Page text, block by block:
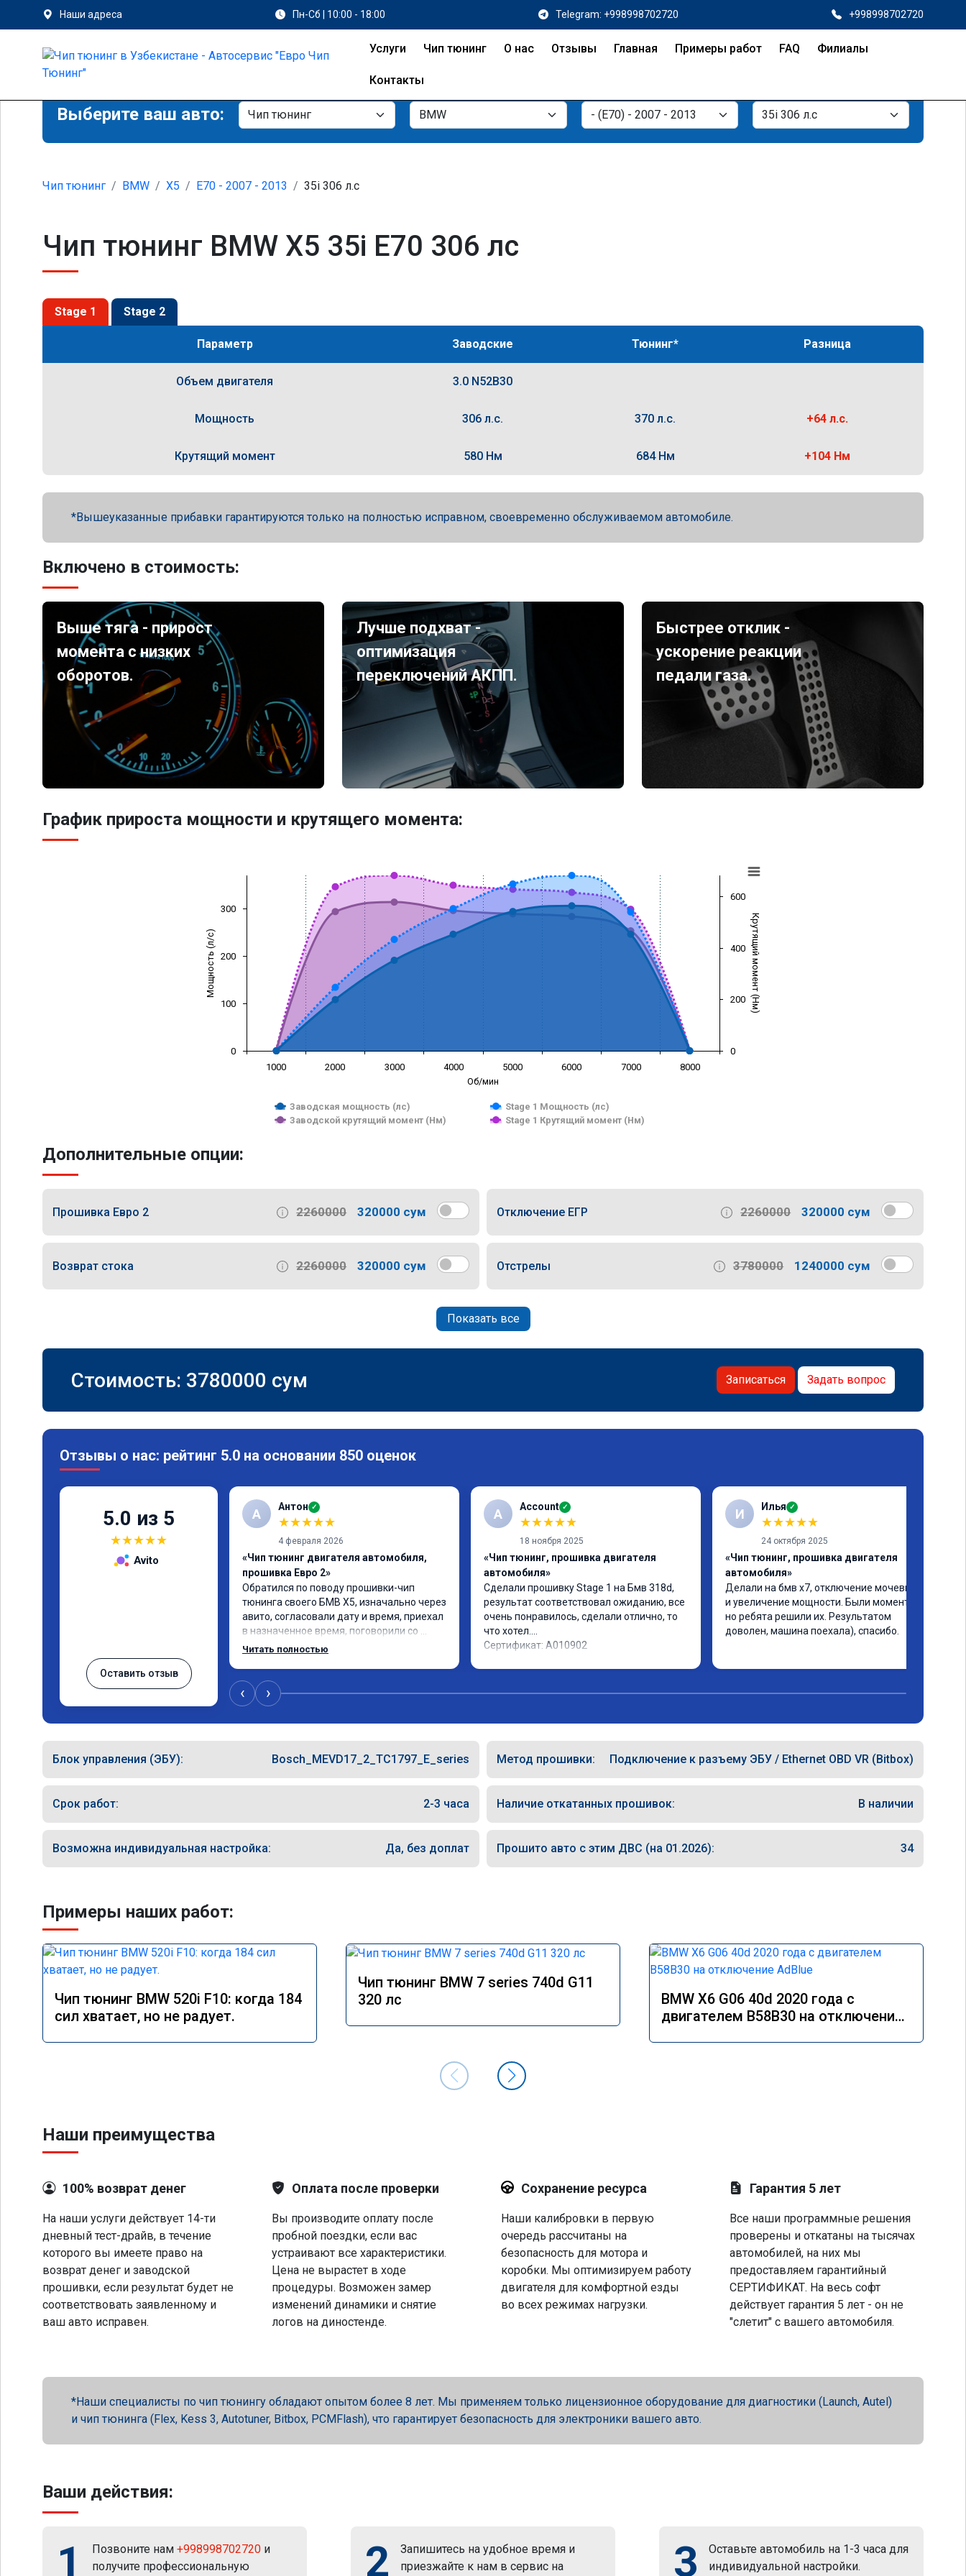
Наши адреса Пн-Сб | 10:00 - 18:00 Telegram: +998998702720 +998998702720
Услуги Чип тюнинг О нас Отзывы Главная Примеры работ FAQ Филиалы
Контакты
Выберите ваш авто:
Чип тюнинг BMW X5 E70 - 2007 - 2013 35i 306 л.с
Чип тюнинг BMW X5 35i E70 306 лс
Stage 1 Stage 2
Параметр Заводские Тюнинг* Разница
Объем двигателя 3.0 N52B30
Мощность 306 л.с. 370 л.с. +64 л.с.
Крутящий момент 580 Нм 684 Нм +104 Нм
Вышеуказанные прибавки гарантируются только на полностью исправном, своевременно обслуживаемом автомобиле.
Включено в стоимость:
Выше тяга - прирост
момента с низких
оборотов.
Лучше подхват -
оптимизация
переключений АКПП.
Быстрее отклик -
ускорение реакции
педали газа.
График прироста мощности и крутящего момента:
Об/мин
Мощность (л/с) Крутящий момент (Нм)
Заводская мощность (лс)
Stage 1 Мощность (лс)
Заводской крутящий момент (Нм)
Stage 1 Крутящий момент (Нм)
1000 2000 3000 4000 5000 6000 7000 8000
0
100
200
300
0
200
400
600
Дополнительные опции:
Прошивка Евро 2 2260000 320000 сум Отключение ЕГР 2260000 320000 сум
Возврат стока 2260000 320000 сум Отстрелы 3780000 1240000 сум
Показать все
Стоимость: 3780000 сум Записаться Задать вопрос
Отзывы о нас: рейтинг 5.0 на основании 850 оценок
5.0 из 5
★★★★★
Avito
Оставить отзыв
А Антон ✓
★★★★★
4 февраля 2026
«Чип тюнинг двигателя автомобиля,
прошивка Евро 2»
Обратился по поводу прошивки-чип
тюнинга своего БМВ Х5, изначально через
авито, согласовали дату и время, приехал
в назначенное время, поговорили со
специалистом, друг-друга поняли,
времени, приехал за авто, забрал.
Раскрыть потенциал прошивки по городу
услугу.
Читать полностью
A Account ✓
★★★★★
18 ноября 2025
«Чип тюнинг, прошивка двигателя
автомобиля»
Сделали прошивку Stage 1 на Бмв 318d,
результат соответствовал ожиданию, все
очень понравилось, сделали отлично, то
что хотел.
Сертификат: A010902
И Илья ✓
★★★★★
24 октября 2025
«Чип тюнинг, прошивка двигателя
автомобиля»
Делали на бмв х7, отключение мочевины
и увеличение мощности. Были моменты,
но ребята решили их. Результатом
доволен, машина поехала), спасибо.
‹ ›
Блок управления (ЭБУ): Bosch_MEVD17_2_TC1797_E_series Метод прошивки: Подключение к разъему ЭБУ / Ethernet OBD VR (Bitbox)
Срок работ: 2-3 часа Наличие откатанных прошивок: В наличии
Возможна индивидуальная настройка: Да, без доплат Прошито авто с этим ДВС (на 01.2026): 34
Примеры наших работ:
Чип тюнинг BMW 520i F10: когда 184
сил хватает, но не радует.
Чип тюнинг BMW 7 series 740d G11
320 лс
BMW X6 G06 40d 2020 года с
двигателем B58B30 на отключение
Наши преимущества
100% возврат денег
На наши услуги действует 14-ти
дневный тест-драйв, в течение
которого вы имеете право на
возврат денег и заводской
прошивки, если результат будет не
соответствовать заявленному и
ваш авто исправен.
Оплата после проверки
Вы производите оплату после
пробной поездки, если вас
устраивают все характеристики.
Цена не вырастет в ходе
процедуры. Возможен замер
изменений динамики и снятие
логов на диностенде.
Сохранение ресурса
Наши калибровки в первую
очередь рассчитаны на
безопасность для мотора и
коробки. Мы оптимизируем работу
двигателя для комфортной езды
во всех режимах нагрузки.
Гарантия 5 лет
Все наши программные решения
проверены и откатаны на тысячах
автомобилей, на них мы
предоставляем гарантийный
СЕРТИФИКАТ. На весь софт
действует гарантия 5 лет - он не
"слетит" с вашего автомобиля.
Наши специалисты по чип тюнингу обладают опытом более 8 лет. Мы применяем только лицензионное оборудование для диагностики (Launch, Autel)
и чип тюнинга (Flex, Kess 3, Autotuner, Bitbox, PCMFlash), что гарантирует безопасность для электроники вашего авто.
Ваши действия:
1 Позвоните нам +998998702720 и
получите профессиональную
2
Запишитесь на удобное время и
приезжайте к нам в сервис на
3
Оставьте автомобиль на 1-3 часа для
индивидуальной настройки.